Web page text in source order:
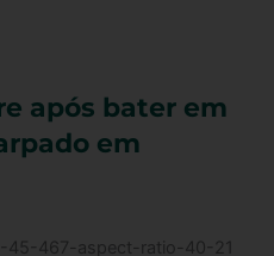
após bater em
em